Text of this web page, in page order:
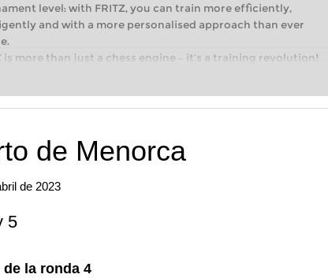
level: with FRITZ, you can train more efficiently,
and with a more personalised approach than ever
is more than just a chess engine – it’s a training revolution!
you’re taking your first steps into the world of club chess,
intelligently and with a more personalised
de Menorca
de 2023
5
la ronda 4